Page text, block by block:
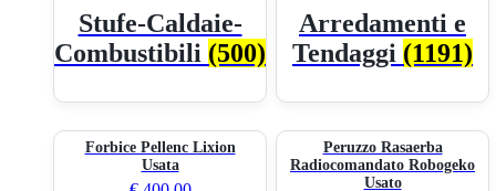
Stufe-Caldaie-
Combustibili (500)
Arredamenti e
Tendaggi (1191)
Forbice Pellenc Lixion
Usata
Peruzzo Rasaerba
Radiocomandato Robogeko
Usato